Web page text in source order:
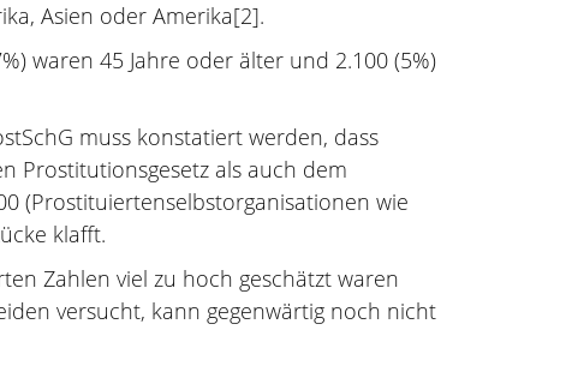
Asien oder Amerika[2].
waren 45 Jahre oder älter und 2.100 (5%)
muss konstatiert werden, dass
Prostitutionsgesetz als auch dem
(Prostituiertenselbstorganisationen wie
klafft.
Zahlen viel zu hoch geschätzt waren
versucht, kann gegenwärtig noch nicht